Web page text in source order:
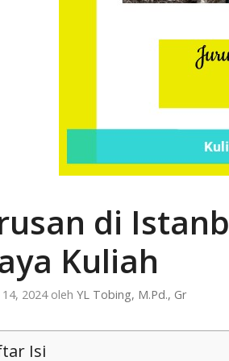
di
Kuliah
2024 oleh YL Tobing, M.Pd., Gr
Isi